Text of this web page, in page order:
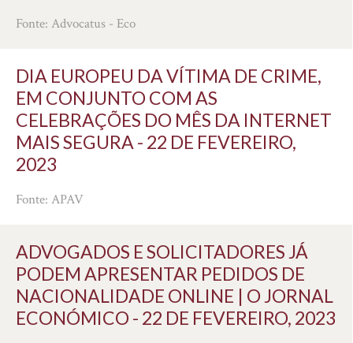
Fonte: Advocatus - Eco
DIA EUROPEU DA VÍTIMA DE CRIME,
EM CONJUNTO COM AS
CELEBRAÇÕES DO MÊS DA INTERNET
MAIS SEGURA - 22 DE FEVEREIRO,
2023
Fonte: APAV
ADVOGADOS E SOLICITADORES JÁ
PODEM APRESENTAR PEDIDOS DE
NACIONALIDADE ONLINE | O JORNAL
ECONÓMICO - 22 DE FEVEREIRO, 2023